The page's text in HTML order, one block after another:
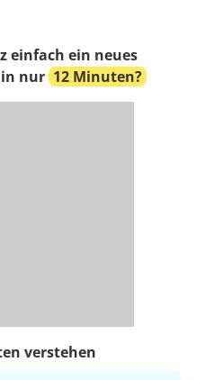
einfach ein neues
nur 12 Minuten?
verstehen